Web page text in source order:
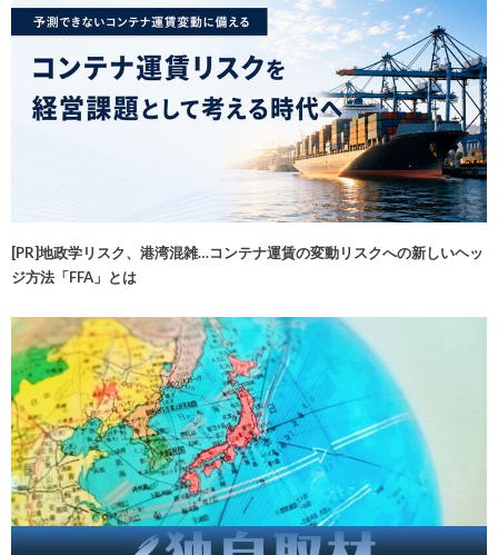
[PR]地政学リスク、港湾混雑…コンテナ運賃の変動リスクへの新しいヘッ
ジ方法「FFA」とは